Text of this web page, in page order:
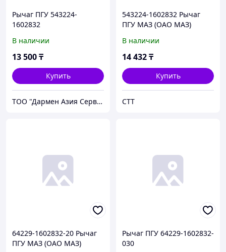
Рычаг ПГУ 543224-
1602832
В наличии
13 500₸
Купить
ТОО "Дармен Азия Сервис"
543224-1602832 Рычаг
ПГУ МАЗ (ОАО МАЗ)
В наличии
14 432₸
Купить
СТТ
64229-1602832-20 Рычаг
ПГУ МАЗ (ОАО МАЗ)
Рычаг ПГУ 64229-1602832-
030